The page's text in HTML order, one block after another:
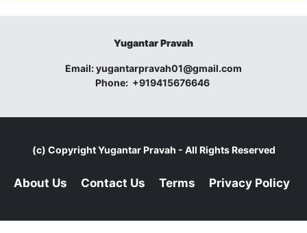
Yugantar Pravah
Email:yugantarpravah01@gmail.com
Phone: +919415676646
(c) CopyrightYugantar Pravah - All Rights Reserved
About Us Contact Us Terms Privacy Policy